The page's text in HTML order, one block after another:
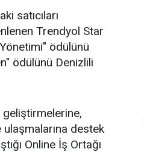
satıcıları
Trendyol Star
ödülünü
ödülünü Denizlili
geliştirmelerine,
destek
Online İş Ortağı